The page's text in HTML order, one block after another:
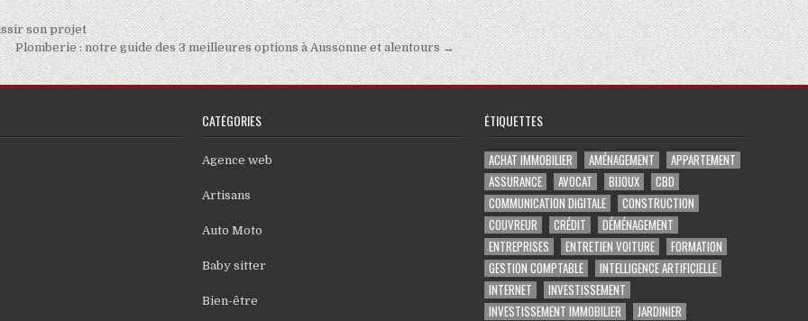
son projet
Plomberie : notre guide des 3 meilleures options à Aussonne et alentours →
CATÉGORIES
Agence web
Artisans
Auto Moto
Baby sitter
Bien-être
ÉTIQUETTES
ACHAT IMMOBILIER AMÉNAGEMENT
APPARTEMENT
ASSURANCE
AVOCAT BIJOUX
CBD
COMMUNICATION DIGITALE
CONSTRUCTION
COUVREUR
CRÉDIT
DÉMÉNAGEMENT
ENTREPRISES
ENTRETIEN VOITURE
FORMATION
GESTION COMPTABLE
INTELLIGENCE ARTIFICIELLE
INTERNET
INVESTISSEMENT
INVESTISSEMENT IMMOBILIER
JARDINIER